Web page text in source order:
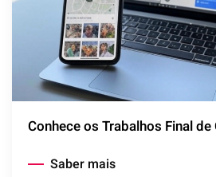
Conhece os Trabalhos Final de
Saber mais